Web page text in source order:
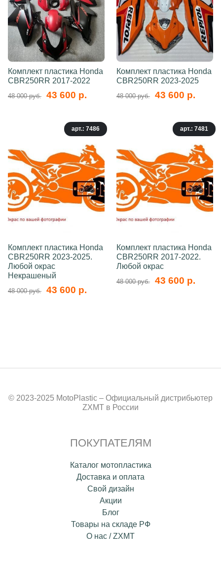
Комплект пластика Honda
CBR250RR 2017-2022
48 000 руб. 43 600 р.
Комплект пластика Honda
CBR250RR 2023-2025
48 000 руб. 43 600 р.
арт.: 7486
Комплект пластика Honda
CBR250RR 2023-2025.
Любой окрас
Некрашеный
48 000 руб. 43 600 р.
арт.: 7481
Комплект пластика Honda
CBR250RR 2017-2022.
Любой окрас
48 000 руб. 43 600 р.
© 2023-2025 MotoPlastic – Официальный дистрибьютер
ZXMT в России
ПОКУПАТЕЛЯМ
Каталог мотопластика
Доставка и оплата
Свой дизайн
Акции
Блог
Товары на складе РФ
О нас / ZXMT